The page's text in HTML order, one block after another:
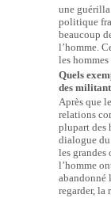
une guérilla
politique
beaucoup
l’homme.
les hommes
Quels
des
Après que
relations
plupart des
dialogue du
les grandes
l’homme
abandonné
regarder, la